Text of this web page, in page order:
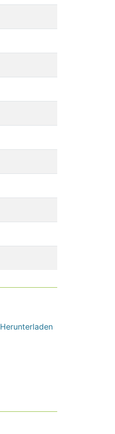
Herunterladen